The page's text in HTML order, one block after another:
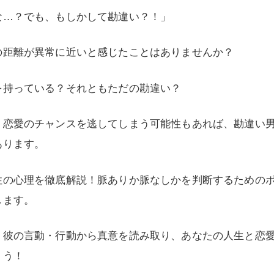
？でも、もしかして勘違い？！」
離が異常に近いと感じたことはありませんか？
っている？それともただの勘違い？
愛のチャンスを逃してしまう可能性もあれば、勘違い男
ます。
心理を徹底解説！脈ありか脈なしかを判断するための
す。
の言動・行動から真意を読み取り、あなたの人生と恋
！